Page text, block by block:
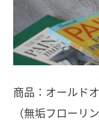
商品：オールド
（無垢フローリン